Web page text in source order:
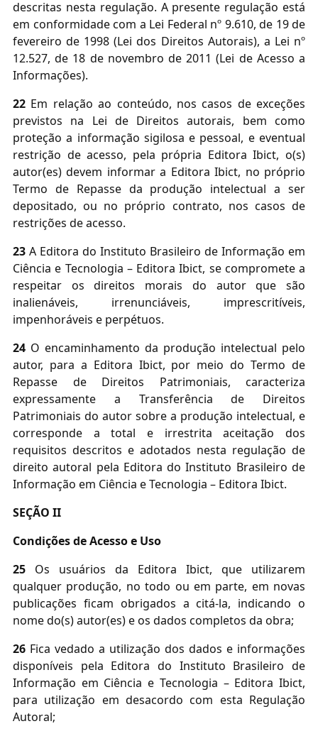
descritas nesta regulação. A presente regulação está
em conformidade com a Lei Federal nº 9.610, de 19 de
fevereiro de 1998 (Lei dos Direitos Autorais), a Lei nº
12.527, de 18 de novembro de 2011 (Lei de Acesso a
Informações).
22 Em relação ao conteúdo, nos casos de exceções
previstos na Lei de Direitos autorais, bem como
proteção a informação sigilosa e pessoal, e eventual
restrição de acesso, pela própria Editora Ibict, o(s)
autor(es) devem informar a Editora Ibict, no próprio
Termo de Repasse da produção intelectual a ser
depositado, ou no próprio contrato, nos casos de
restrições de acesso.
23 A Editora do Instituto Brasileiro de Informação em
Ciência e Tecnologia – Editora Ibict, se compromete a
respeitar os direitos morais do autor que são
inalienáveis, irrenunciáveis, imprescritíveis,
impenhoráveis e perpétuos.
24 O encaminhamento da produção intelectual pelo
autor, para a Editora Ibict, por meio do Termo de
Repasse de Direitos Patrimoniais, caracteriza
expressamente a Transferência de Direitos
Patrimoniais do autor sobre a produção intelectual, e
corresponde atotal e irrestrita aceitação dos
requisitos descritos e adotados nesta regulação de
direito autoral pela Editora do Instituto Brasileiro de
Informação em Ciência e Tecnologia – Editora Ibict.
SEÇÃO II
Condições de Acesso e Uso
25 Os usuários da Editora Ibict, que utilizarem
qualquer produção, no todo ou em parte, em novas
publicações ficam obrigados a citá-la, indicando o
nome do(s) autor(es) e os dados completos da obra;
26 Fica vedado a utilização dos dados e informações
disponíveis pela Editora do Instituto Brasileiro de
Informação em Ciência e Tecnologia – Editora Ibict,
para utilização em desacordo com esta Regulação
Autoral;